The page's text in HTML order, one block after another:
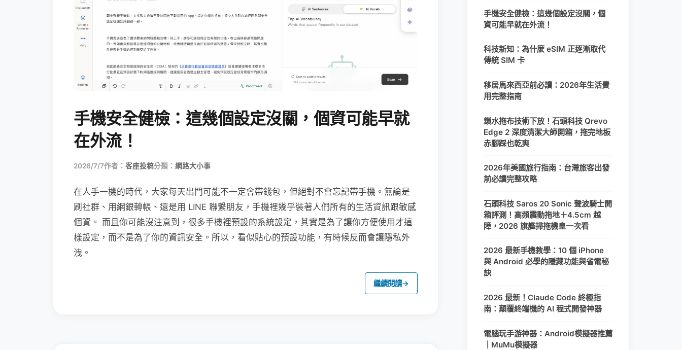
手機安全健檢：這幾個設定沒關，個資可能早就
在外流！
2026/7/7作者： 客座投稿分類： 網路大小事
在人手一機的時代，大家每天出門可能不一定會帶錢包，但絕對不會忘記帶手機。無論是
刷社群、用網銀轉帳、還是用 LINE 聯繫朋友，手機裡幾乎裝著人們所有的生活資訊跟敏感
個資。 而且你可能沒注意到，很多手機裡預設的系統設定，其實是為了讓你方便使用才這
樣設定，而不是為了你的資訊安全。所以，看似貼心的預設功能，有時候反而會讓隱私外
洩。
繼續閱讀→
手機安全健檢：這幾個設定沒關，個
資可能早就在外流！
科技新知：為什麼 eSIM 正逐漸取代
傳統 SIM 卡
移居馬來西亞前必讀：2026年生活費
用完整指南
鎖水拖布技術下放！石頭科技 Qrevo
Edge 2 深度清潔大師開箱，拖完地板
赤腳踩也乾爽
2026年美國旅行指南：台灣旅客出發
前必讀完整攻略
石頭科技 Saros 20 Sonic 聲波騎士開
箱評測！高頻震動拖地＋4.5cm 越
障，2026 旗艦掃拖機皇一次看
2026 最新手機教學：10 個 iPhone
與 Android 必學的隱藏功能與省電秘
訣
2026 最新！Claude Code 終極指
南：顛覆終端機的 AI 程式開發神器
電腦玩手游神器：Android模擬器推薦
｜MuMu模擬器